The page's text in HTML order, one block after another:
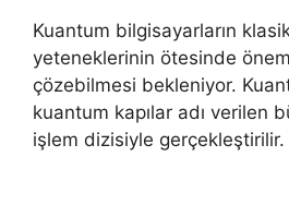
Kuantum bilgisayarların
yeteneklerinin ötesinde
çözebilmesi bekleniyor.
kuantum kapılar adı verilen
işlem dizisiyle gerçekleştirilir.